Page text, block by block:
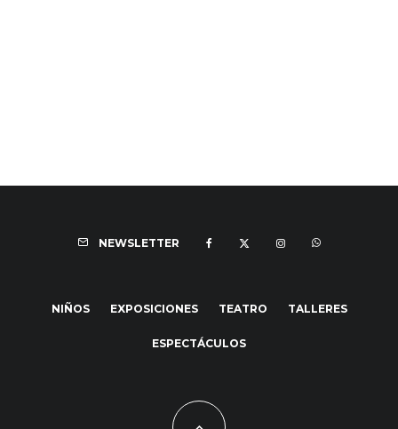
NEWSLETTER
NIÑOS EXPOSICIONES TEATRO TALLERES
ESPECTÁCULOS